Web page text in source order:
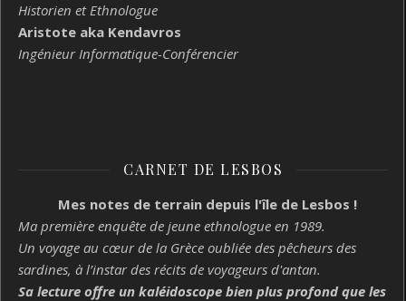
Historien et Ethnologue
Aristote aka Kendavros
Ingénieur Informatique-Conférencier
CARNET DE LESBOS
Mes notes de terrain depuis l'île de Lesbos !
Ma première enquête de jeune ethnologue en 1989.
Un voyage au cœur de la Grèce oubliée des pêcheurs des
sardines, à l’instar des récits de voyageurs d'antan.
Sa lecture offre un kaléidoscope bien plus profond que les